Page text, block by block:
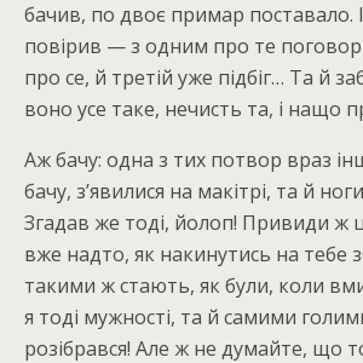
бачив, по двоє примар поставало.
повірив — з одним про те
про се, й третій уже підбіг… Та й
воно усе таке, нечисть та, і нащо
Аж бачу: одна з тих потвор враз
бачу, з’явилися на макітрі, та й
Згадав же тоді, йолоп! Привиди ж
вже надто, як накинутись на тебе
такими ж стають, як були, коли
я тоді мужності, та й самими
розібрався! Але ж не думайте, що